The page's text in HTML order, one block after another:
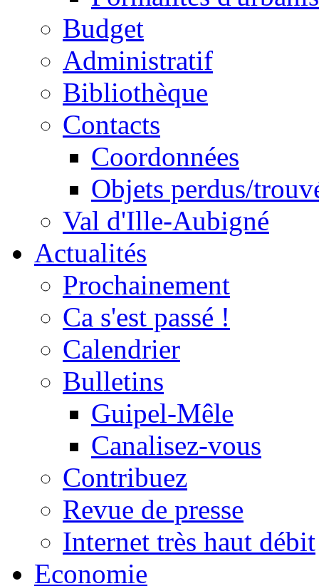
Budget
Administratif
Bibliothèque
Contacts
Coordonnées
Objets perdus/
Val d'Ille-Aubigné
Actualités
Prochainement
Ca s'est passé !
Calendrier
Bulletins
Guipel-Mêle
Canalisez-vous
Contribuez
Revue de presse
Internet très haut débit
Economie